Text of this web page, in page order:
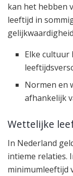
kan het hebben
leeftijd in
Elke
Normen en
afhankelijk
Wettelijke
In Nederland
intieme relaties.
minimumleeftijd